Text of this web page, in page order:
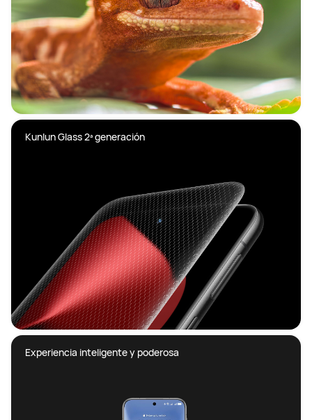
Kunlun Glass 2ª generación
Experiencia inteligente y poderosa